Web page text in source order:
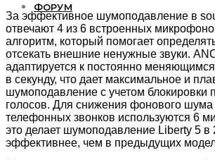
ФОРУМ
За эффективное шумоподавление в
отвечают 4 из 6 встроенных
алгоритм, который помогает
отсекать внешние ненужные звуки.
адаптируется к постоянно
в секунду, что дает максимальное и
шумоподавление с учетом блокировки
голосов. Для снижения фонового
телефонных звонков используются 6
это делает шумоподавление Liberty 5 в
эффективнее, чем в предыдущих